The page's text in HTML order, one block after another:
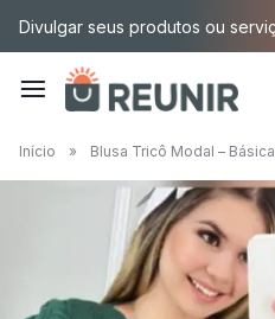
conteúdo
Divulgar seus produtos ou
a
tecnologia
Início » Blusa Tricô Modal –